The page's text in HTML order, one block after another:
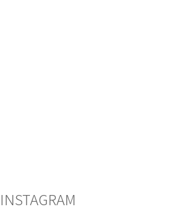
INSTAGRAM